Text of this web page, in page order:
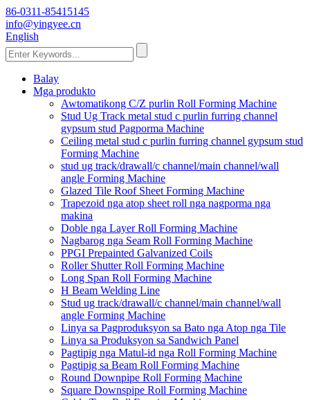
86-0311-85415145
info@yingyee.cn
English
Balay
Mga produkto
Awtomatikong C/Z purlin Roll Forming Machine
Stud Ug Track metal stud c purlin furring channel
gypsum stud Pagporma Machine
Ceiling metal stud c purlin furring channel gypsum stud
Forming Machine
stud ug track/drawall/c channel/main channel/wall
angle Forming Machine
Glazed Tile Roof Sheet Forming Machine
Trapezoid nga atop sheet roll nga nagporma nga
makina
Doble nga Layer Roll Forming Machine
Nagbarog nga Seam Roll Forming Machine
PPGI Prepainted Galvanized Coils
Roller Shutter Roll Forming Machine
Long Span Roll Forming Machine
H Beam Welding Line
Stud ug track/drawall/c channel/main channel/wall
angle Forming Machine
Linya sa Pagproduksyon sa Bato nga Atop nga Tile
Linya sa Produksyon sa Sandwich Panel
Pagtipig nga Matul-id nga Roll Forming Machine
Pagtipig sa Beam Roll Forming Machine
Round Downpipe Roll Forming Machine
Square Downspipe Roll Forming Machine